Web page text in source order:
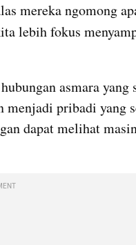
mereka ngomong
lebih fokus
asmara yang
menjadi pribadi yang
dapat melihat